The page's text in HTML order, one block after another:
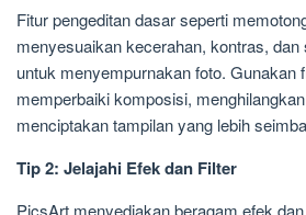
Fitur pengeditan dasar seperti
menyesuaikan kecerahan, kontras,
untuk menyempurnakan foto. Gunakan
memperbaiki komposisi,
menciptakan tampilan yang lebih
Tip 2: Jelajahi Efek dan Filter
PicsArt menyediakan beragam efek